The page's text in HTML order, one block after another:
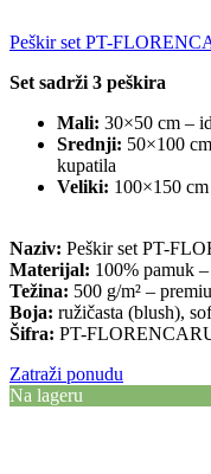
Peškir set PT-
Set sadrži 3 peškira
Mali: 30×50 cm –
Srednji: 50×100
kupatila
Veliki: 100×150
Naziv: Peškir set PT-
Materijal: 100% pamuk
Težina: 500 g/m² –
Boja: ružičasta (blush),
Šifra: PT-
Zatraži ponudu
Na lageru